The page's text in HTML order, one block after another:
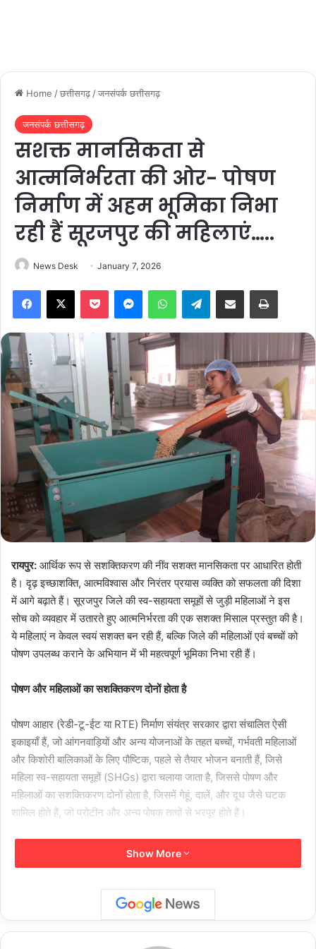
Home /छत्तीसगढ़ /जनसंपर्क छत्तीसगढ़
जनसंपर्क छत्तीसगढ़
सशक्त मानसिकता से
आत्मनिर्भरता की ओर- पोषण
निर्माण में अहम भूमिका निभा
रही हैं सूरजपुर की महिलाएं…..
News Desk January 7, 2026
Telegram
रायपुर: आर्थिक रूप से सशक्तिकरण की नींव सशक्त मानसिकता पर आधारित होती
है। दृढ़ इच्छाशक्ति, आत्मविश्वास और निरंतर प्रयास व्यक्ति को सफलता की दिशा
में आगे बढ़ाते हैं। सूरजपुर जिले की स्व-सहायता समूहों से जुड़ी महिलाओं ने इस
सोच को व्यवहार में उतारते हुए आत्मनिर्भरता की एक सशक्त मिसाल प्रस्तुत की है।
ये महिलाएं न केवल स्वयं सशक्त बन रही हैं, बल्कि जिले की महिलाओं एवं बच्चों को
पोषण उपलब्ध कराने के अभियान में भी महत्वपूर्ण भूमिका निभा रही हैं।
पोषण और महिलाओं का सशक्तिकरण दोनों होता है
पोषण आहार (रेडी-टू-ईट या RTE) निर्माण संयंत्र सरकार द्वारा संचालित ऐसी
इकाइयाँ हैं, जो आंगनवाड़ियों और अन्य योजनाओं के तहत बच्चों, गर्भवती महिलाओं
और किशोरी बालिकाओं के लिए पौष्टिक, पहले से तैयार भोजन बनाती हैं, जिसे
महिला स्व-सहायता समूहों (SHGs) द्वारा चलाया जाता है, जिससे पोषण और
महिलाओं का सशक्तिकरण दोनों होता है, जिसमें गेहूं, दालें, और दूध जैसे घटक
शामिल होते हैं, जो प्रोटीन और अन्य पोषक तत्वों से भरपूर होते हैं।
स्वादिष्ट एवं पौष्टिक नमकीन दलिया तथा मीठा शक्ति आहार का निर्माण
जिले में आंगनबाड़ी केंद्रों के माध्यम से गर्भवती महिलाओं, धात्री माताओं एवं बच्चों
Show More